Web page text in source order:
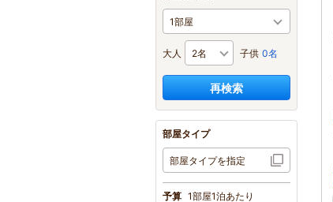
大人 子供 0名
再検索
部屋タイプ
部屋タイプを指定
予算 1部屋1泊あたり